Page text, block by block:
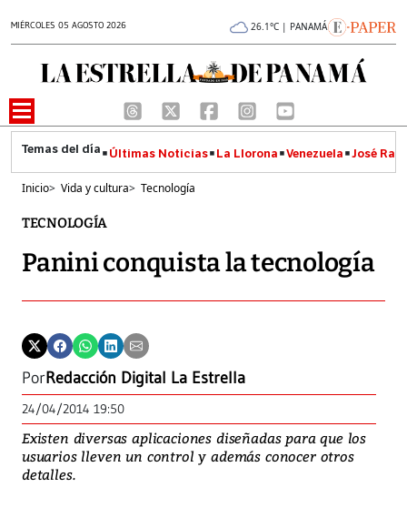
MIÉRCOLES 05 AGOSTO 2026 26.1°C | PANAMÁ
Últimas Noticias La Llorona Venezuela José
Inicio> Vida y cultura> Tecnología
TECNOLOGÍA
Panini conquista la tecnología
PorRedacción Digital La Estrella
24/04/2014 19:50
Existen diversas aplicaciones diseñadas para que los
usuarios lleven un control y además conocer otros
detalles.